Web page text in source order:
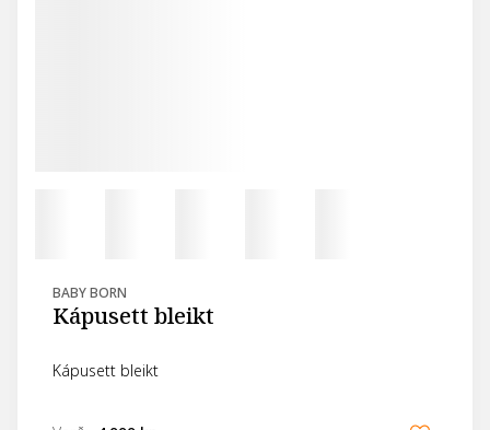
BABY BORN
Kápusett bleikt
Kápusett bleikt